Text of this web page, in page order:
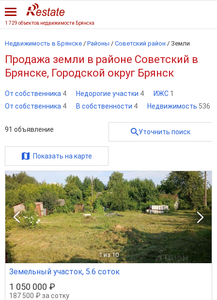
1 729 объектов недвижимости Брянска
Недвижимость в Брянске / Районы / Советский район / Земли
Продажа земли в районе Советский в
Брянске, Городской округ Брянск
От собственника 4 Недорогие участки 4 ИЖС 1
От собственника 4 В собственности 4 Недвижимость 536
91 объявление Уточнить поиск
Показать на карте
1 из 10
Земельный участок, 5.6 соток
1 050 000 ₽
187 500 ₽ за сотку